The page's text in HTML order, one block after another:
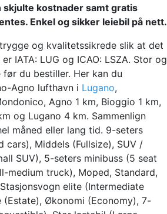
kostnader samt gratis
Enkel og sikker leiebil på nett.
og kvalitetssikrede slik at det
IATA: LUG og ICAO: LSZA. Stor og
du bestiller. Her kan du
Agno lufthavn i Lugano,
Agno 1 km, Bioggio 1 km,
og Lugano 4 km. Sammenlign
måned eller lang tid. 9-seters
cars), Middels (Fullsize), SUV /
SUV), 5-seters minibuss (5 seat
medium truck), Moped, Standard,
elite (Intermediate
(Estate), Økonomi (Economy), 7-